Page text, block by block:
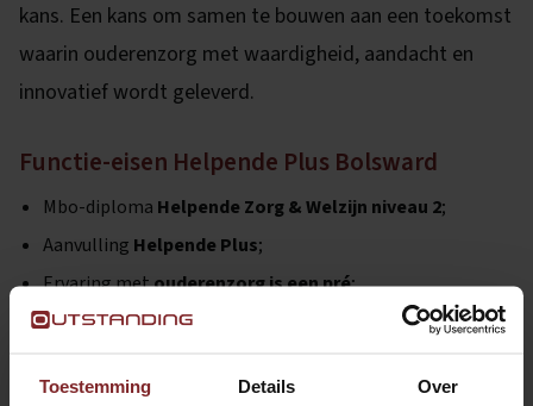
Toestemming Details Over
kans. Een kans om samen te bouwen aan een toekomst
waarin ouderenzorg met waardigheid, aandacht en
innovatief wordt geleverd.
Functie-eisen Helpende Plus Bolsward
Mbo-diploma Helpende Zorg & Welzijn niveau 2;
Aanvulling Helpende Plus;
Ervaring metouderenzorg is een pré;
Flexibel inzetbaar in
Je hebt oog voor
persoonlijke aandacht en welzijn